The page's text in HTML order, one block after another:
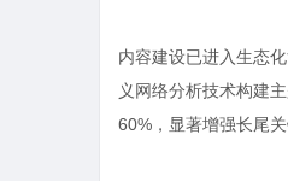
内容建设已进入生态
义网络分析技术构建
60%，显著增强长尾关